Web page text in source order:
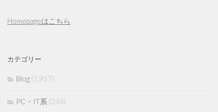
Homepageはこちら
カテゴリー
Blog (1,957)
PC・IT系 (248)